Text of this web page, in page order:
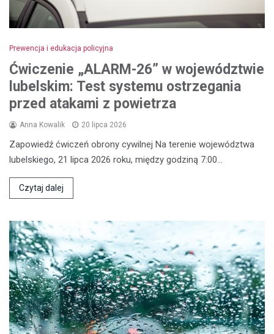
Prewencja i edukacja policyjna
Ćwiczenie „ALARM-26” w województwie
lubelskim: Test systemu ostrzegania
przed atakami z powietrza
Anna Kowalik 20 lipca 2026
Zapowiedź ćwiczeń obrony cywilnej Na terenie województwa
lubelskiego, 21 lipca 2026 roku, między godziną 7:00…
Czytaj dalej